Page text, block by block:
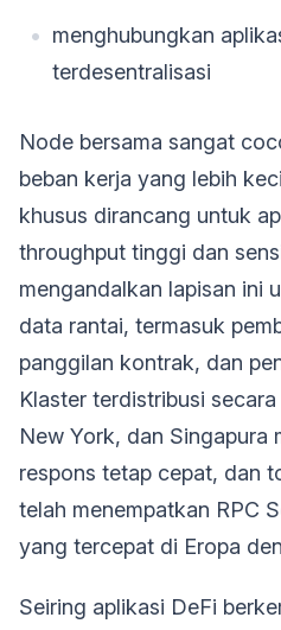
menghubungkan
terdesentralisasi
Node bersama sangat
beban kerja yang lebih
khusus dirancang untuk
throughput tinggi dan
mengandalkan lapisan ini
data rantai, termasuk
panggilan kontrak, dan
Klaster terdistribusi
New York, dan Singapura
respons tetap cepat, dan
telah menempatkan RPC
yang tercepat di Eropa
Seiring aplikasi DeFi